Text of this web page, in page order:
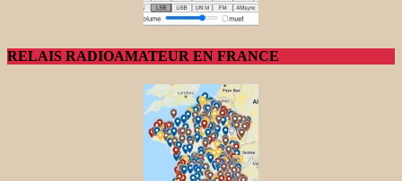
RELAIS RADIOAMATEUR EN FRANCE